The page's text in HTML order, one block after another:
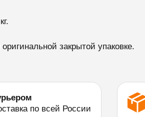
закрытой упаковке.
по всей России